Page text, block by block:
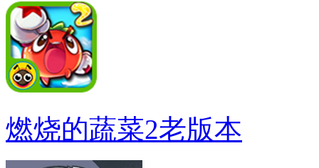
燃烧的蔬菜2老版本